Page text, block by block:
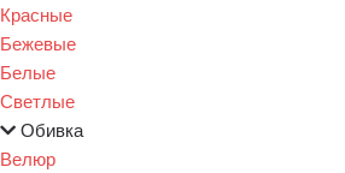
Красные
Бежевые
Белые
Светлые
Обивка
Велюр